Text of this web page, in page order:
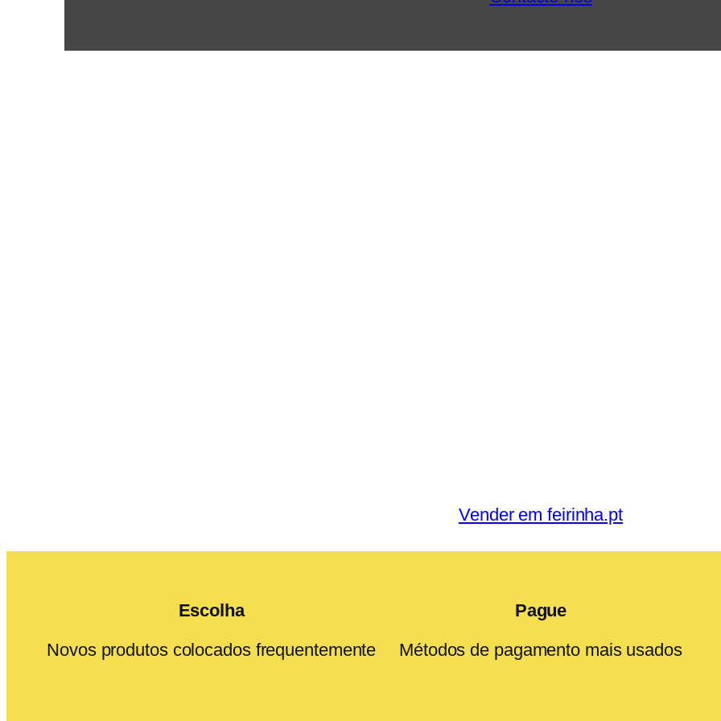
Vender em feirinha.pt
Escolha
Novos produtos colocados frequentemente
Pague
Métodos de pagamento mais usados